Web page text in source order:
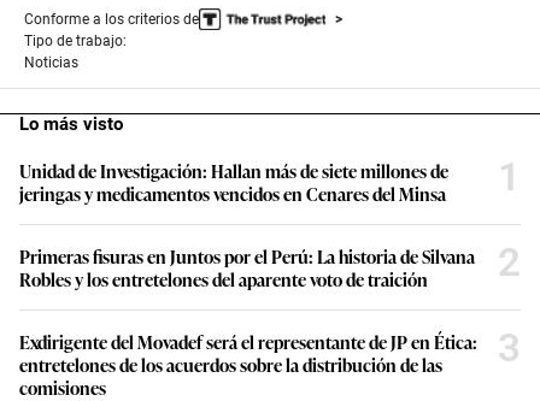
Conforme a los criterios de
Tipo de trabajo:
Noticias
Lo más visto
Unidad de Investigación: Hallan más de siete millones de
jeringas y medicamentos vencidos en Cenares del Minsa
1
Primeras fisuras en Juntos por el Perú: La historia de Silvana
Robles y los entretelones del aparente voto de traición
2
Exdirigente del Movadef será el representante de JP en Ética:
entretelones de los acuerdos sobre la distribución de las
comisiones
3